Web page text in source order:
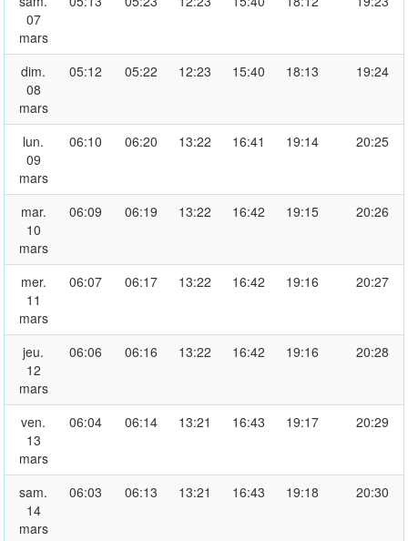
07
mars
dim.
08
mars
05:12 05:22 12:23 15:40 18:13 19:24
lun.
09
mars
06:10 06:20 13:22 16:41 19:14 20:25
mar.
10
mars
06:09 06:19 13:22 16:42 19:15 20:26
mer.
11
mars
06:07 06:17 13:22 16:42 19:16 20:27
jeu.
12
mars
06:06 06:16 13:22 16:42 19:16 20:28
ven.
13
mars
06:04 06:14 13:21 16:43 19:17 20:29
sam.
14
mars
06:03 06:13 13:21 16:43 19:18 20:30